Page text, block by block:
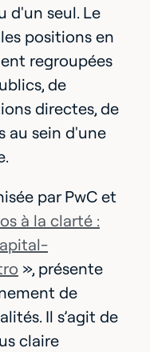
d'un seul. Le
positions en
regroupées
de
directes, de
au sein d'une
par PwC et
à la clarté :
», présente
de
Il s’agit de
claire